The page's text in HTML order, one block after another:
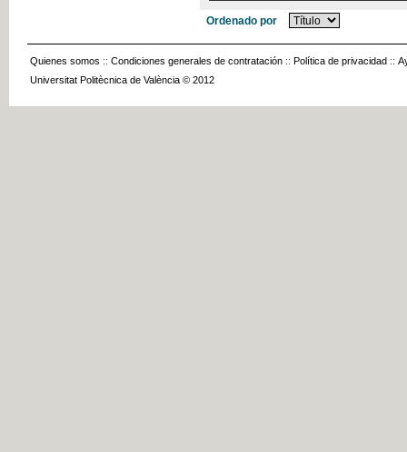
Ordenado por
Quienes somos :: Condiciones generales de contratación :: Política de privacidad ::
Universitat Politècnica de València © 2012